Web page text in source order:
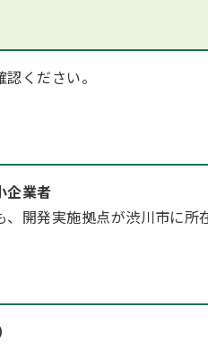
ください。
企業者
、開発実施拠点が渋川市に所